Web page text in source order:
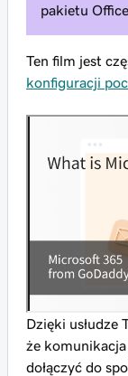
pakietu Office.
Ten film jest
konfiguracji
Dzięki usłudze
że
dołączyć do